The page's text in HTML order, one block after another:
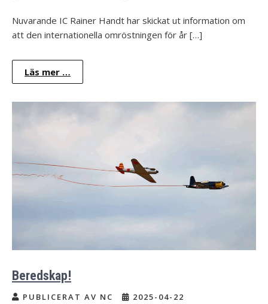
Nuvarande IC Rainer Handt har skickat ut information om
att den internationella omröstningen för år […]
Läs mer …
Beredskap!
PUBLICERAT AV NC 2025-04-22